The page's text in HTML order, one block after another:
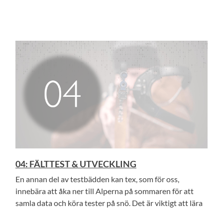
04: FÄLTTEST & UTVECKLING
En annan del av testbädden kan tex, som för oss,
innebära att åka ner till Alperna på sommaren för att
samla data och köra tester på snö. Det är viktigt att lära